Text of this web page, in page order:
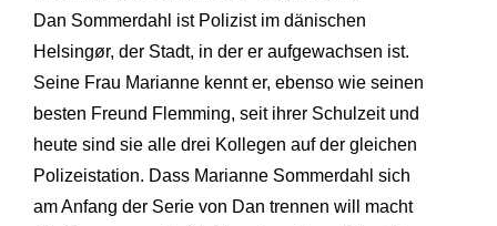
Dan Sommerdahl ist Polizist im dänischen
Helsingør, der Stadt, in der er aufgewachsen ist.
Seine Frau Marianne kennt er, ebenso wie seinen
besten Freund Flemming, seit ihrer Schulzeit und
heute sind sie alle drei Kollegen auf der gleichen
Polizeistation. Dass Marianne Sommerdahl sich
am Anfang der Serie von Dan trennen will macht